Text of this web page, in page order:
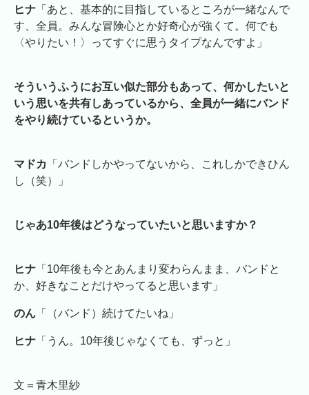
ヒナ 「あと、基本的に目指しているところが一緒なんで
す、全員。みんな冒険心とか好奇心が強くて。何でも
〈やりたい！〉ってすぐに思うタイプなんですよ」
そういうふうにお互い似た部分もあって、何かしたいと
いう思いを共有しあっているから、全員が一緒にバンド
をやり続けているというか。
マドカ
「バンドしかやってないから、これしかできひん
し（笑）」
じゃあ10年後はどうなっていたいと思いますか？
ヒナ 「10年後も今とあんまり変わらんまま、バンドと
か、好きなことだけやってると思います」
のん 「（バンド）続けてたいね」
ヒナ 「うん。10年後じゃなくても、ずっと」
文＝青木里紗